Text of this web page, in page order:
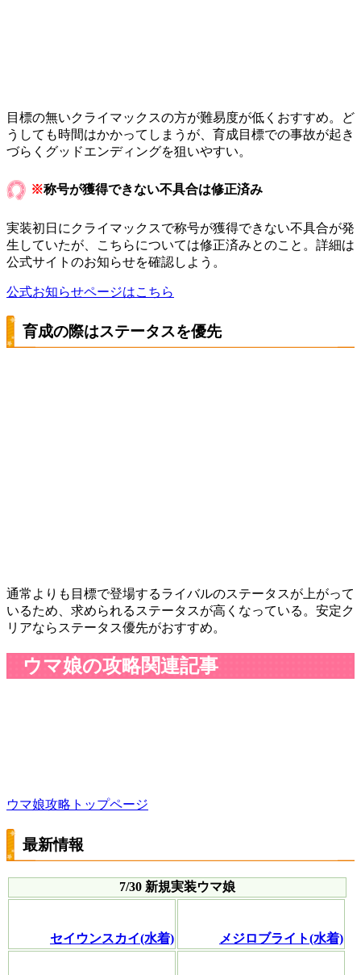
目標の無いクライマックスの方が難易度が低くおすすめ。ど
うしても時間はかかってしまうが、育成目標での事故が起き
づらくグッドエンディングを狙いやすい。
※称号が獲得できない不具合は修正済み
実装初日にクライマックスで称号が獲得できない不具合が発
生していたが、こちらについては修正済みとのこと。詳細は
公式サイトのお知らせを確認しよう。
公式お知らせページはこちら
育成の際はステータスを優先
通常よりも目標で登場するライバルのステータスが上がって
いるため、求められるステータスが高くなっている。安定ク
リアならステータス優先がおすすめ。
ウマ娘の攻略関連記事
ウマ娘攻略トップページ
最新情報
7/30 新規実装ウマ娘
セイウンスカイ(水着) メジロブライト(水着)